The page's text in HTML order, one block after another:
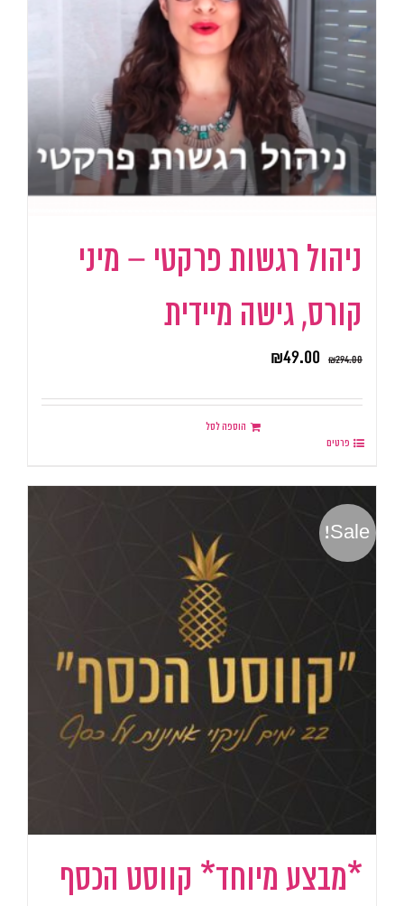
ניהול רגשות פרקטי – מיני
קורס, גישה מיידית
₪294.00
₪49.00
הוספה לסל
פרטים
Sale!
*מבצע מיוחד* קווסט הכסף